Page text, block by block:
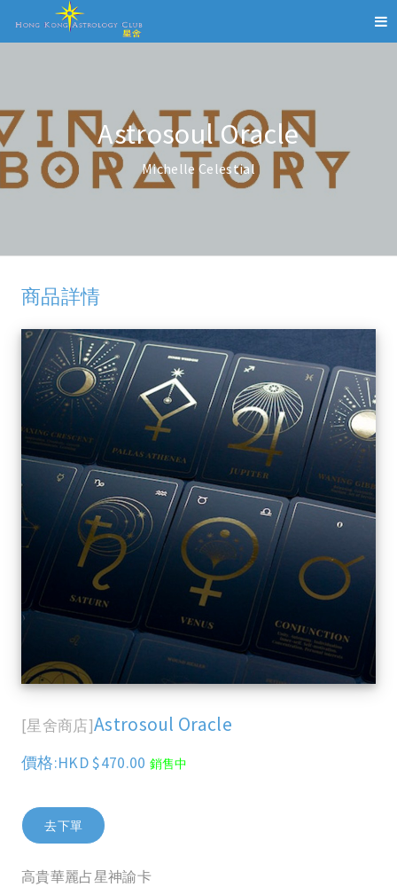
Astrosoul Oracle
Michelle Celestial
商品詳情
[星舍商店]Astrosoul Oracle
價格:HKD $470.00 銷售中
去下單
高貴華麗占星神諭卡